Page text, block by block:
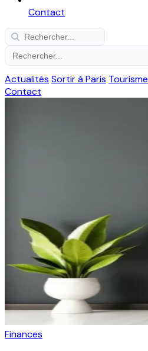
Contact
Actualités Sortir à Paris Tourisme
Contact
Finances